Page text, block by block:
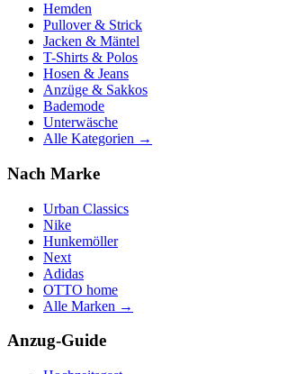
Hemden
Pullover & Strick
Jacken & Mäntel
T-Shirts & Polos
Hosen & Jeans
Anzüge & Sakkos
Bademode
Unterwäsche
Alle Kategorien →
Nach Marke
Urban Classics
Nike
Hunkemöller
Next
Adidas
OTTO home
Alle Marken →
Anzug-Guide